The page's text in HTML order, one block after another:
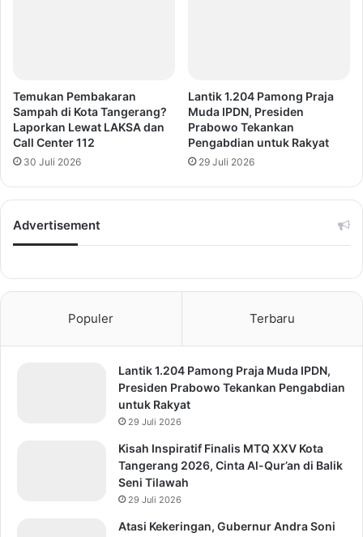
Temukan Pembakaran
Sampah di Kota Tangerang?
Laporkan Lewat LAKSA dan
Call Center 112
30 Juli 2026
Lantik 1.204 Pamong Praja
Muda IPDN, Presiden
Prabowo Tekankan
Pengabdian untuk Rakyat
29 Juli 2026
Advertisement
Populer Terbaru
Lantik 1.204 Pamong Praja Muda IPDN,
Presiden Prabowo Tekankan Pengabdian
untuk Rakyat
29 Juli 2026
Kisah Inspiratif Finalis MTQ XXV Kota
Tangerang 2026, Cinta Al-Qur’an di Balik
Seni Tilawah
29 Juli 2026
Atasi Kekeringan, Gubernur Andra Soni